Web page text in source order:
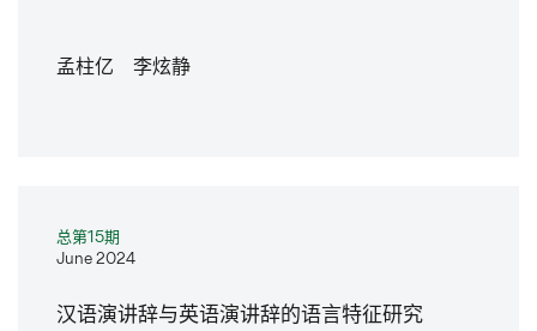
孟柱亿 李炫静
总第15期
June 2024
汉语演讲辞与英语演讲辞的语言特征研究